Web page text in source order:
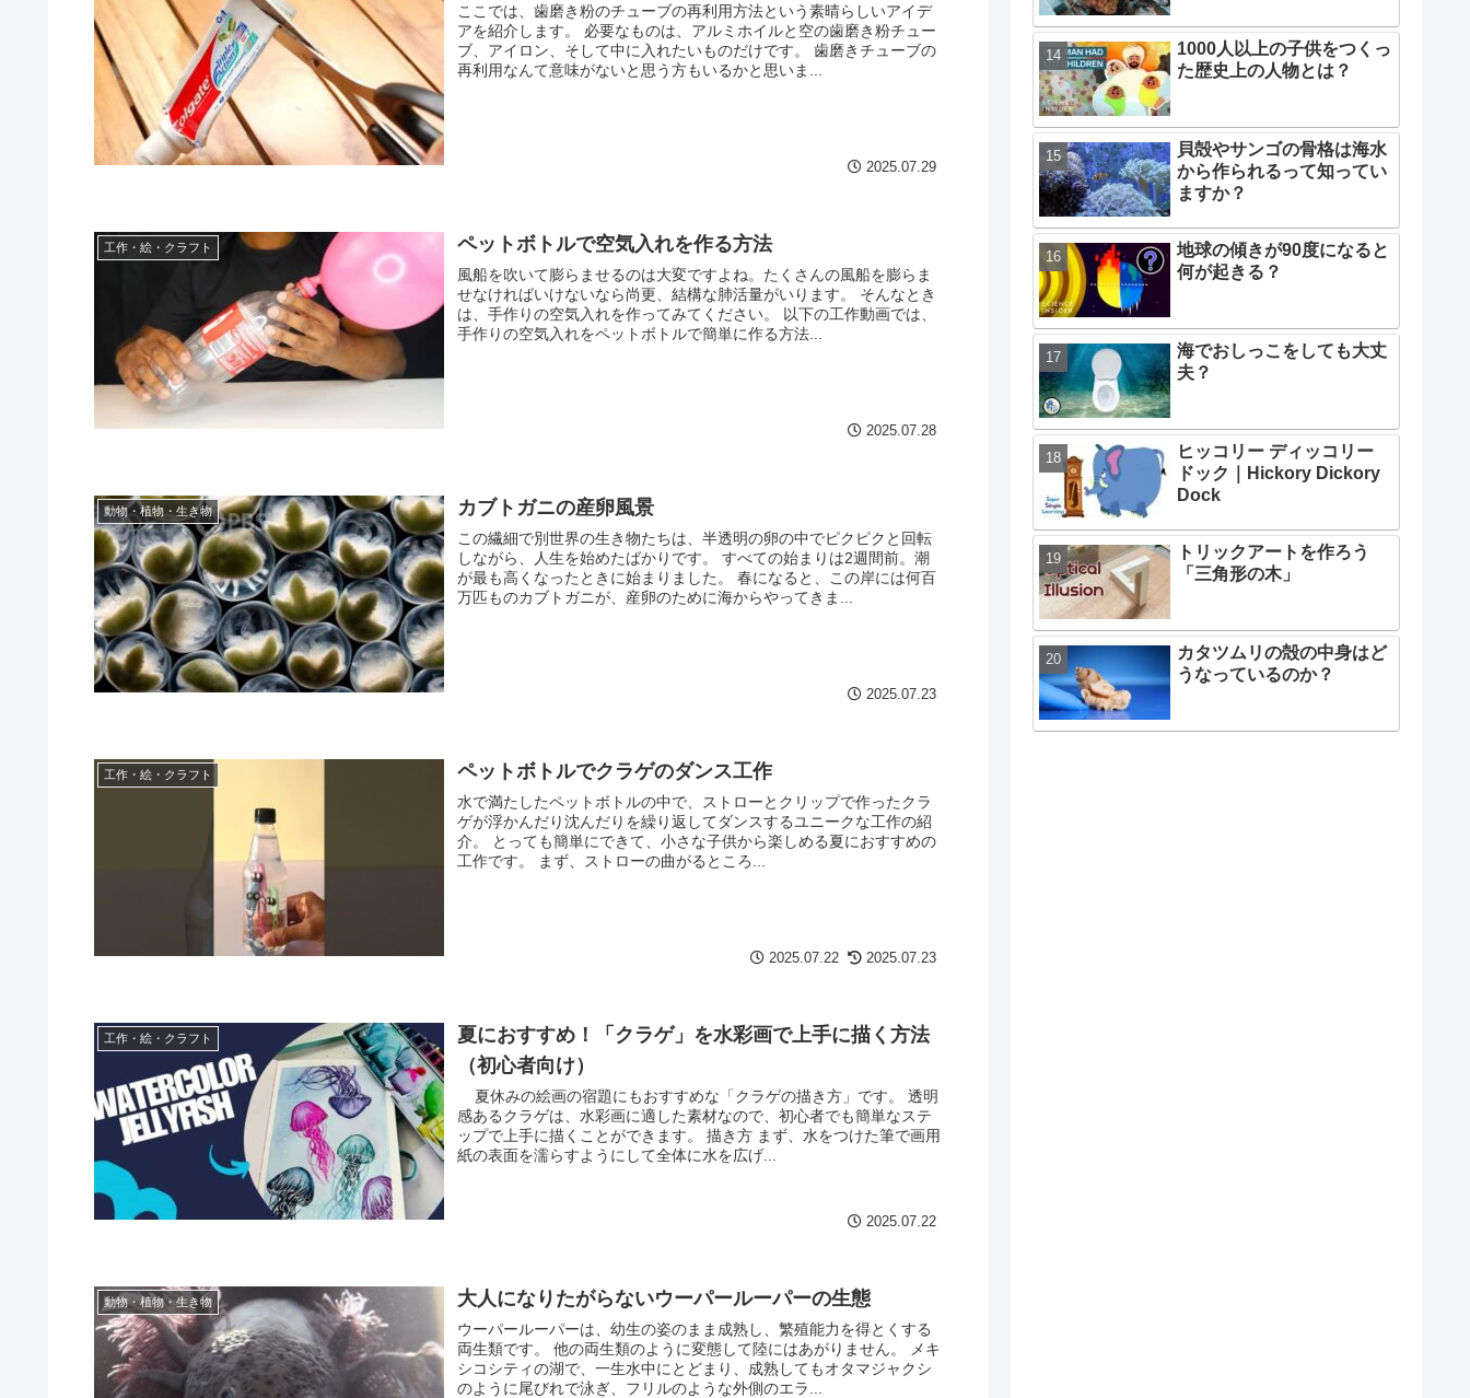
ここでは、歯磨き粉のチューブの再利用方法という素晴らしいアイデ
アを紹介します。 必要なものは、アルミホイルと空の歯磨き粉チュー
ブ、アイロン、そして中に入れたいものだけです。 歯磨きチューブの
再利用なんて意味がないと思う方もいるかと思いま...
2025.07.29
工作・絵・クラフト ペットボトルで空気入れを作る方法
風船を吹いて膨らませるのは大変ですよね。たくさんの風船を膨らま
せなければいけないなら尚更、結構な肺活量がいります。 そんなとき
は、手作りの空気入れを作ってみてください。 以下の工作動画では、
手作りの空気入れをペットボトルで簡単に作る方法...
2025.07.28
動物・植物・生き物 カブトガニの産卵風景
この繊細で別世界の生き物たちは、半透明の卵の中でピクピクと回転
しながら、人生を始めたばかりです。 すべての始まりは2週間前。潮
が最も高くなったときに始まりました。 春になると、この岸には何百
万匹ものカブトガニが、産卵のために海からやってきま...
2025.07.23
工作・絵・クラフト ペットボトルでクラゲのダンス工作
水で満たしたペットボトルの中で、ストローとクリップで作ったクラ
ゲが浮かんだり沈んだりを繰り返してダンスするユニークな工作の紹
介。 とっても簡単にできて、小さな子供から楽しめる夏におすすめの
工作です。 まず、ストローの曲がるところ...
2025.07.22 2025.07.23
工作・絵・クラフト
夏におすすめ！「クラゲ」を水彩画で上手に描く方法
（初心者向け）
夏休みの絵画の宿題にもおすすめな「クラゲの描き方」です。 透明
感あるクラゲは、水彩画に適した素材なので、初心者でも簡単なステ
ップで上手に描くことができます。 描き方 まず、水をつけた筆で画用
紙の表面を濡らすようにして全体に水を広げ...
2025.07.22
動物・植物・生き物 大人になりたがらないウーパールーパーの生態
ウーパールーパーは、幼生の姿のまま成熟し、繁殖能力を得とくする
両生類です。 他の両生類のように変態して陸にはあがりません。 メキ
シコシティの湖で、一生水中にとどまり、成熟してもオタマジャクシ
のように尾びれで泳ぎ、フリルのような外側のエラ...
1000人以上の子供をつくっ
た歴史上の人物とは？
貝殻やサンゴの骨格は海水
から作られるって知ってい
ますか？
地球の傾きが90度になると
何が起きる？
海でおしっこをしても大丈
夫？
ヒッコリー ディッコリー
ドック｜Hickory Dickory
Dock
トリックアートを作ろう
「三角形の木」
カタツムリの殻の中身はど
うなっているのか？